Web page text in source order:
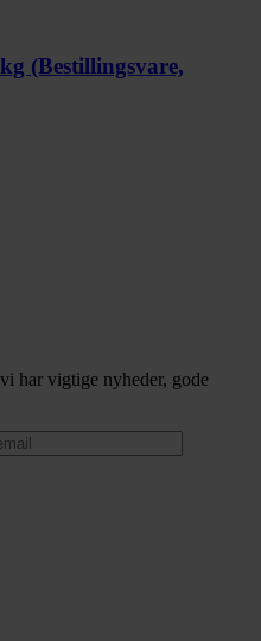
(Bestillingsvare,
har vigtige nyheder, gode